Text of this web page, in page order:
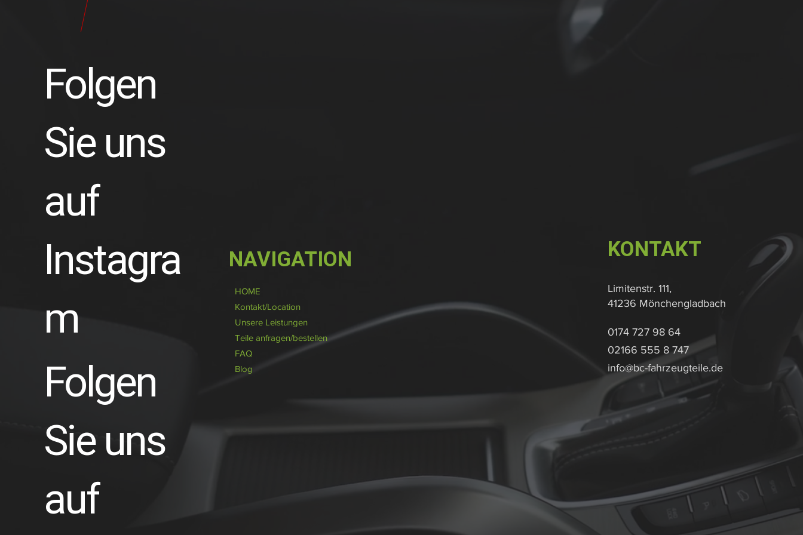
Folgen
Sie uns
auf
Instagra
m
Folgen
Sie uns
auf
NAVIGATION
HOME
Kontakt/Location
Unsere Leistungen
Teile anfragen/bestellen
FAQ
Blog
KONTAKT
Limitenstr. 111,
41236 Mönchengladbach
0174 727 98 64
02166 555 8 747
info@bc-fahrzeugteile.de